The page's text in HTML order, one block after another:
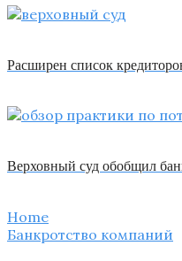
Расширен список
Верховный суд обобщил
Home
Банкротство компаний